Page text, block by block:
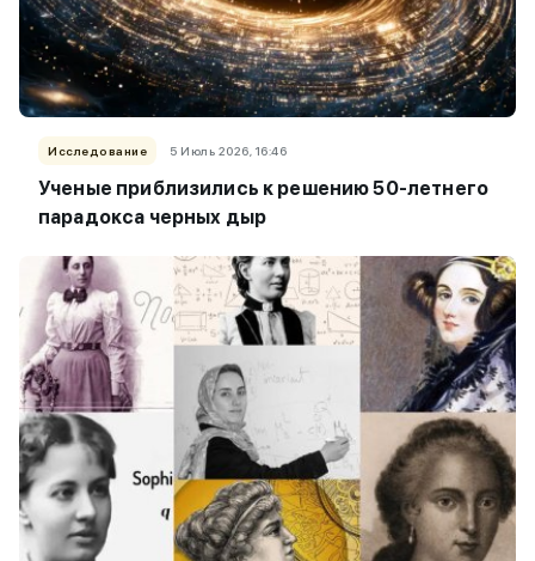
Исследование 5 Июль 2026, 16:46
Ученые приблизились к решению 50-летнего
парадокса черных дыр